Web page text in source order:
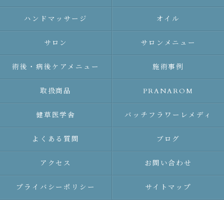
ハンドマッサージ オイル
サロン サロンメニュー
術後・病後ケアメニュー 施術事例
取扱商品 PRANAROM
健草医学舎 バッチフラワーレメディ
よくある質問 ブログ
アクセス お問い合わせ
プライバシーポリシー サイトマップ